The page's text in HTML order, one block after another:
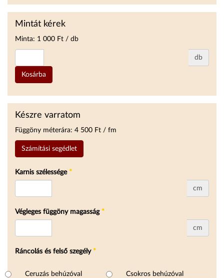
Mintát kérek
Minta: 1 000 Ft / db
db
Kosárba
Készre varratom
Függöny méterára: 4 500 Ft / fm
Számítási segédlet
Karnis szélessége*
cm
Végleges függöny magasság*
cm
Ráncolás és felső szegély*
Ráncolás és felső szegély
Ceruzás behúzóval Csokros behúzóval